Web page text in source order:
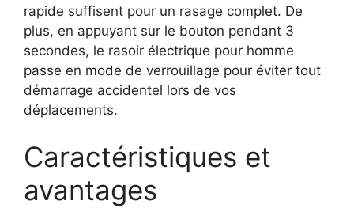
rapide suffisent pour un rasage complet. De
plus, en appuyant sur le bouton pendant 3
secondes, le rasoir électrique pour homme
passe en mode de verrouillage pour éviter tout
démarrage accidentel lors de vos
déplacements.
Caractéristiques et
avantages